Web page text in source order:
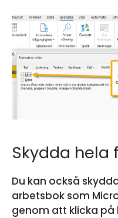
Skydda hela
Du kan också
arbetsbok som
genom att klicka på